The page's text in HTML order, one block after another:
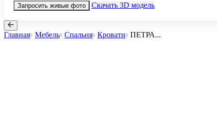
Запросить живые фото Скачать 3D модель
Главная Мебель Спальня Кровати ПЕТРА...